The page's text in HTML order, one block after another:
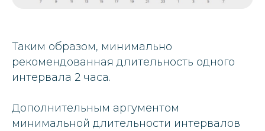
Таким образом, минимально
рекомендованная длительность одного
интервала 2 часа.
Дополнительным аргументом
минимальной длительности интервалов